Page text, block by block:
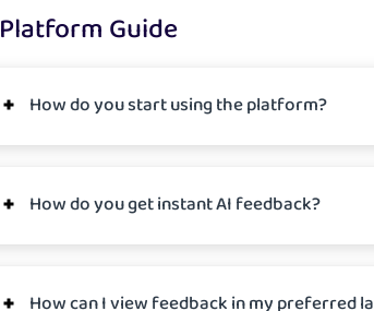
Platform Guide
How do you start using the platform?
How do you get instant AI feedback?
How can I view feedback in my preferred